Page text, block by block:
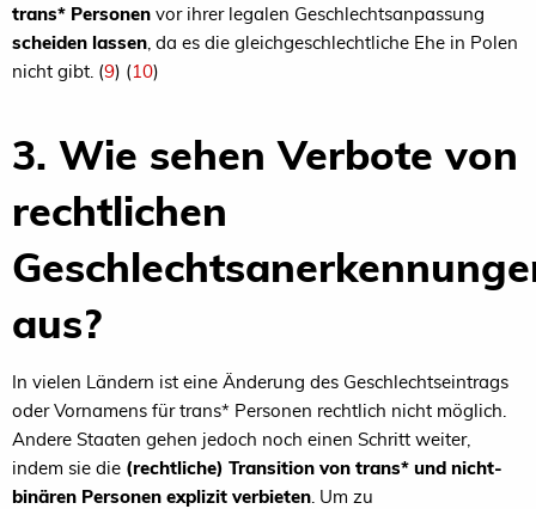
trans* Personen vor ihrer legalen Geschlechtsanpassung
scheiden lassen, da es die gleichgeschlechtliche Ehe in Polen
nicht gibt. (9) (10)
3. Wie sehen Verbote von
rechtlichen
aus?
In vielen Ländern ist eine Änderung des Geschlechtseintrags
oder Vornamens für trans* Personen rechtlich nicht möglich.
Andere Staaten gehen jedoch noch einen Schritt weiter,
indem sie die (rechtliche) Transition von trans* und nicht-
binären Personen explizit verbieten . Um zu